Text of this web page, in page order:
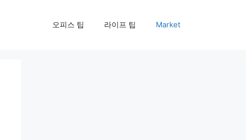
오피스 팁 라이프 팁 Market